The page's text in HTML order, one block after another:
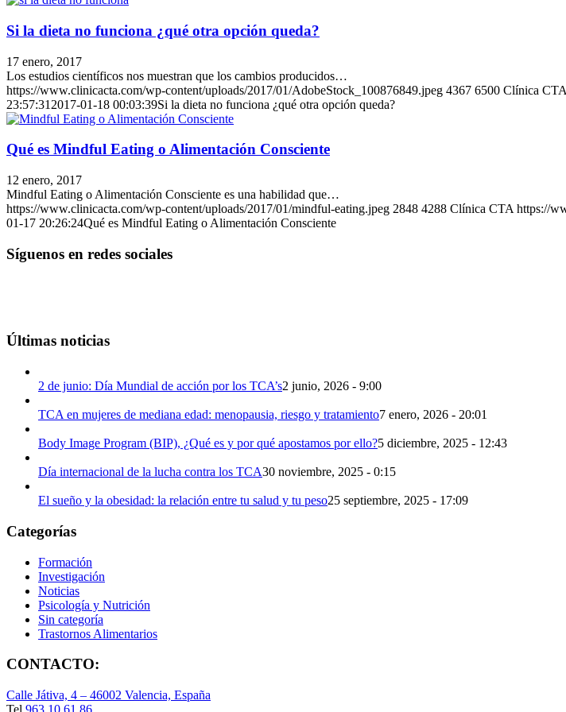
Si la dieta no funciona ¿qué otra opción queda?
17 enero, 2017
Los estudios científicos nos muestran que los cambios producidos…
https://www.clinicacta.com/wp-content/uploads/2017/01/AdobeStock_100876849.jpeg 4367 6500 Clínica CTA
23:57:31 2017-01-18 00:03:39Si la dieta no funciona ¿qué otra opción queda?
Qué es Mindful Eating o Alimentación Consciente
12 enero, 2017
Mindful Eating o Alimentación Consciente es una habilidad que…
https://www.clinicacta.com/wp-content/uploads/2017/01/mindful-eating.jpeg 2848 4288 Clínica CTA https://
01-17 20:26:24Qué es Mindful Eating o Alimentación Consciente
Síguenos en redes sociales
Últimas noticias
2 de junio: Día Mundial de acción por los TCA’s2 junio, 2026 - 9:00
TCA en mujeres de mediana edad: menopausia, riesgo y tratamiento7 enero, 2026 - 20:01
Body Image Program (BIP), ¿Qué es y por qué apostamos por ello?5 diciembre, 2025 - 12:43
Día internacional de la lucha contra los TCA30 noviembre, 2025 - 0:15
El sueño y la obesidad: la relación entre tu salud y tu peso25 septiembre, 2025 - 17:09
Categorías
Formación
Investigación
Noticias
Psicología y Nutrición
Sin categoría
Trastornos Alimentarios
CONTACTO:
Calle Játiva, 4 – 46002 Valencia, España
Tel. 963 10 61 86